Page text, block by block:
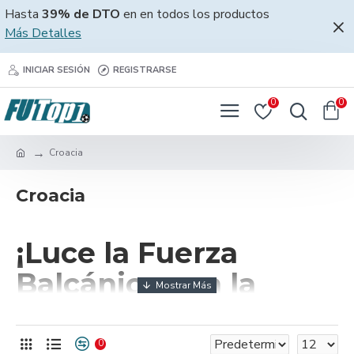
Hasta 39% de DTO en en todos los productos
Más Detalles
INICIAR SESIÓN REGISTRARSE
0 0
Croacia
Croacia
¡Luce la Fuerza
Balcánica con la
2025!
0